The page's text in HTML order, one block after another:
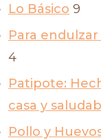
Lo Básico 9
Para endulzar
4
Patipote:
casa y
Pollo y